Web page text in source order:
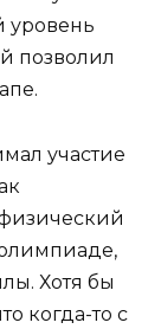
уровень
позволил
участие
Хотя бы
когда-то с